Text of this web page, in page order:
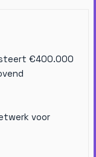
€400.000
voor